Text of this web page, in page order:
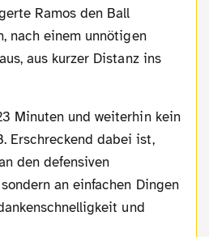
Ramos den Ball
nach einem unnötigen
aus kurzer Distanz ins
Erschreckend dabei ist,
den defensiven
an einfachen Dingen
und